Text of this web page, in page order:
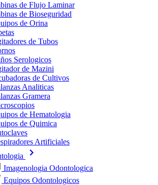
de Flujo Laminar
de Bioseguridad
de Orina
de Tubos
Serologicos
de Mazini
de Cultivos
Analiticas
Gramera
de Hematologia
de Quimica
Artificiales
Imagenologia Odontologica
Equipos Odontologicos